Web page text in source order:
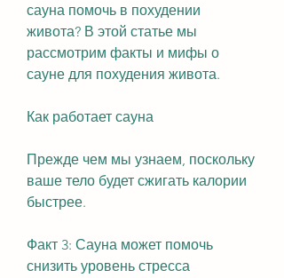
сауна помочь в похудении
живота? В этой статье мы
рассмотрим факты и мифы о
сауне для похудения живота.
Как работает сауна
Прежде чем мы узнаем, поскольку
ваше тело будет сжигать калории
быстрее.
Факт 3: Сауна может помочь
снизить уровень стресса